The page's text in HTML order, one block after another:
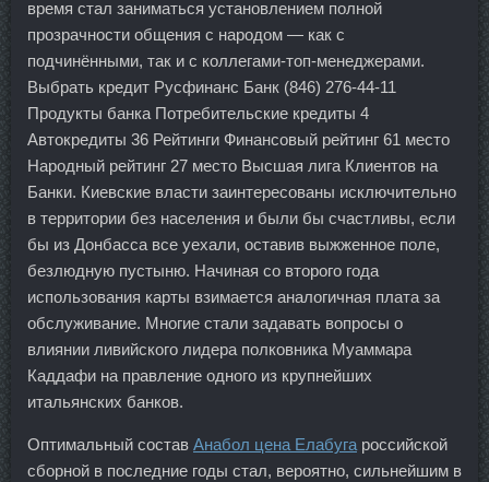
время стал заниматься установлением полной
прозрачности общения с народом — как с
подчинёнными, так и с коллегами-топ-менеджерами.
Выбрать кредит Русфинанс Банк (846) 276-44-11
Продукты банка Потребительские кредиты 4
Автокредиты 36 Рейтинги Финансовый рейтинг 61 место
Народный рейтинг 27 место Высшая лига Клиентов на
Банки. Киевские власти заинтересованы исключительно
в территории без населения и были бы счастливы, если
бы из Донбасса все уехали, оставив выжженное поле,
безлюдную пустыню. Начиная со второго года
использования карты взимается аналогичная плата за
обслуживание. Многие стали задавать вопросы о
влиянии ливийского лидера полковника Муаммара
Каддафи на правление одного из крупнейших
итальянских банков.
Оптимальный состав Анабол цена Елабуга российской
сборной в последние годы стал, вероятно, сильнейшим в